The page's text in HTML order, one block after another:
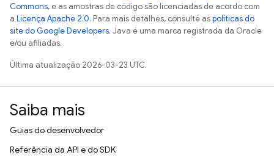
Commons, e as amostras de código são licenciadas de acordo com
a Licença Apache 2.0. Para mais detalhes, consulte aspolíticas do
site do Google Developers. Java é uma marca registrada da Oracle
e/ou afiliadas.
Última atualização 2026-03-23 UTC.
Saiba mais
Guias do desenvolvedor
Referência da API e do SDK